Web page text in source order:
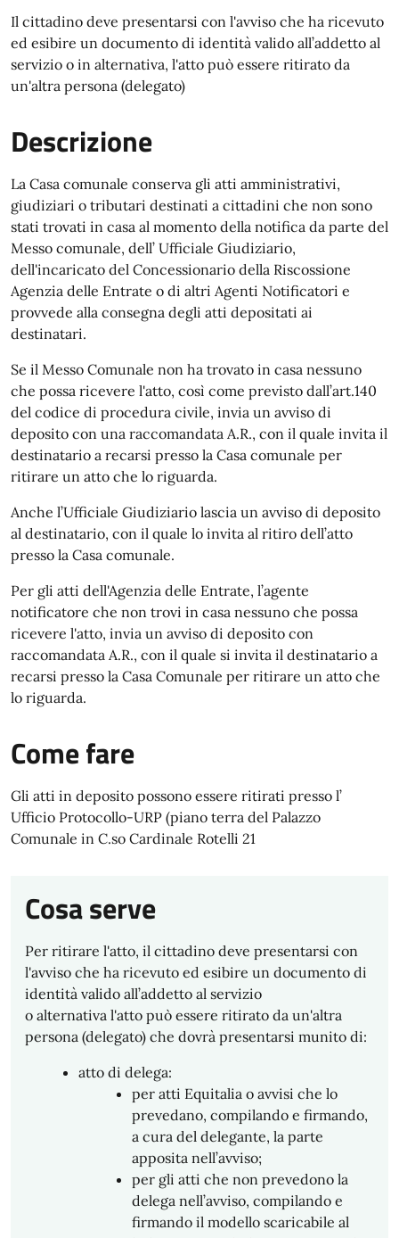
Il cittadino deve presentarsi con l'avviso che ha ricevuto
ed esibire un documento di identità valido all’addetto al
servizio o in alternativa, l'atto può essere ritirato da
un'altra persona (delegato)
Descrizione
La Casa comunale conserva gli atti amministrativi,
giudiziari o tributari destinati a cittadini che non sono
stati trovati in casa al momento della notifica da parte del
Messo comunale, dell’ Ufficiale Giudiziario,
dell'incaricato del Concessionario della Riscossione
Agenzia delle Entrate o di altri Agenti Notificatori e
provvede alla consegna degli atti depositati ai
destinatari.
Se il Messo Comunale non ha trovato in casa nessuno
che possa ricevere l'atto, così come previsto dall’art.140
del codice di procedura civile, invia un avviso di
deposito con una raccomandata A.R., con il quale invita il
destinatario a recarsi presso la Casa comunale per
ritirare un atto che lo riguarda.
Anche l’Ufficiale Giudiziario lascia un avviso di deposito
al destinatario, con il quale lo invita al ritiro dell’atto
presso la Casa comunale.
Per gli atti dell'Agenzia delle Entrate, l’agente
notificatore che non trovi in casa nessuno che possa
ricevere l'atto, invia un avviso di deposito con
raccomandata A.R., con il quale si invita il destinatario a
recarsi presso la Casa Comunale per ritirare un atto che
lo riguarda.
Come fare
Gli atti in deposito possono essere ritirati presso l’
Ufficio Protocollo-URP (piano terra del Palazzo
Comunale in C.so Cardinale Rotelli 21
Cosa serve
Per ritirare l'atto, il cittadino deve presentarsi con
l'avviso che ha ricevuto ed esibire un documento di
identità valido all’addetto al servizio
o alternativa l'atto può essere ritirato da un'altra
persona (delegato) che dovrà presentarsi munito di:
atto di delega:
per atti Equitalia o avvisi che lo
prevedano, compilando e firmando,
a cura del delegante, la parte
apposita nell’avviso;
per gli atti che non prevedono la
delega nell’avviso, compilando e
firmando il modello scaricabile al